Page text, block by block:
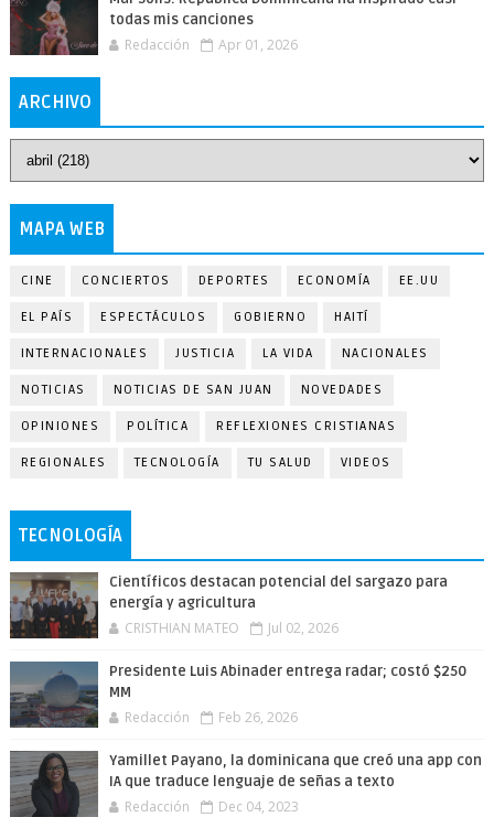
todas mis canciones
Redacción Apr 01, 2026
ARCHIVO
MAPA WEB
CINE CONCIERTOS DEPORTES ECONOMÍA EE.UU
EL PAÍS ESPECTÁCULOS GOBIERNO HAITÍ
INTERNACIONALES JUSTICIA LA VIDA NACIONALES
NOTICIAS NOTICIAS DE SAN JUAN NOVEDADES
OPINIONES POLÍTICA REFLEXIONES CRISTIANAS
REGIONALES TECNOLOGÍA TU SALUD VIDEOS
TECNOLOGÍA
Científicos destacan potencial del sargazo para
energía y agricultura
CRISTHIAN MATEO Jul 02, 2026
Presidente Luis Abinader entrega radar; costó $250
MM
Redacción Feb 26, 2026
Yamillet Payano, la dominicana que creó una app con
IA que traduce lenguaje de señas a texto
Redacción Dec 04, 2023